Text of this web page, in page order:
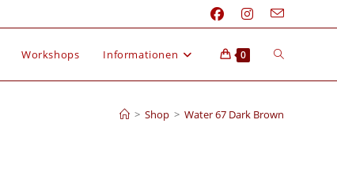
Workshops Informationen 0
> Shop > Water 67 Dark Brown